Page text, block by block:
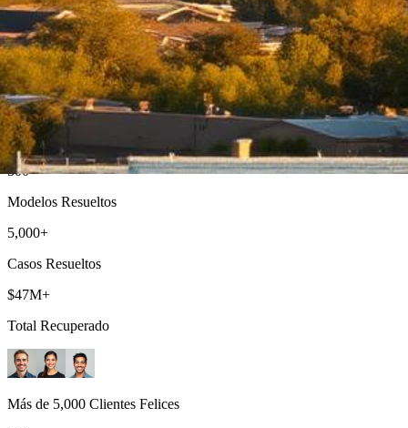
Abogado de Ley Limón en Moreno Valley
Abogados de Ley Limón mejor calificados que sirven a todo
Riverside County
500+
Modelos Resueltos
5,000+
Casos Resueltos
$47M+
Total Recuperado
Más de 5,000 Clientes Felices